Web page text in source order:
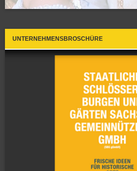
UNTERNEHMENSBROSCHÜRE